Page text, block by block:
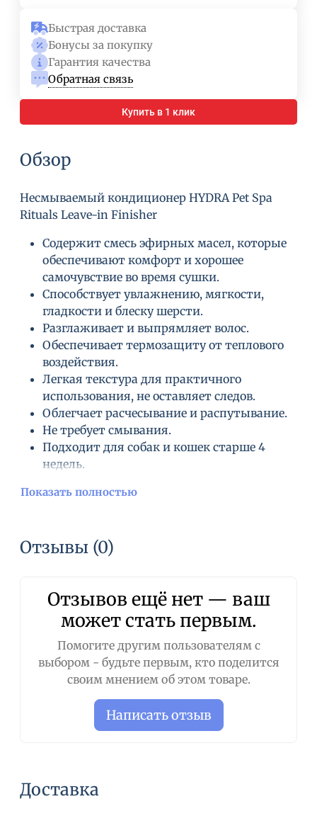
Быстрая доставка
Бонусы за покупку
Гарантия качества
Обратная связь
Купить в 1 клик
Обзор
Несмываемый кондиционер HYDRA Pet Spa
Rituals Leave-in Finisher
Содержит смесь эфирных масел, которые
обеспечивают комфорт и хорошее
самочувствие во время сушки.
Способствует увлажнению, мягкости,
гладкости и блеску шерсти.
Разглаживает и выпрямляет волос.
Обеспечивает термозащиту от теплового
воздействия.
Легкая текстура для практичного
использования, не оставляет следов.
Облегчает расчесывание и распутывание.
Не требует смывания.
Подходит для собак и кошек старше 4
недель.
Содерджит натуральные масла лаванды,
римской ромашки.
излишки воды. Нанесите Несмываемый
кондиционер HYDRA Pet Spa Rituals Leave-in
Finisher на руки и распределите по всей
поверхности, тщательно массируя. Затем
приступайте к обычной сушке.
Water, cetyl alcohol/ stearyl alcohol/ lactic
acid, bis-cetearyl amodimethicone, fragrance,
glycerin, cyclopentasiloxane, quaternium-80,
Roman chamomile flower oil.
Показать полностью
Отзывы (0)
Отзывов ещё нет — ваш
может стать первым.
Помогите другим пользователям с
выбором - будьте первым, кто поделится
своим мнением об этом товаре.
Написать отзыв
Доставка